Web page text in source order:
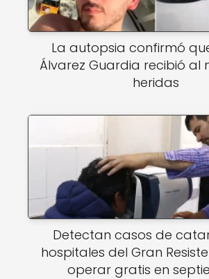
La autopsia confirmó
Álvarez Guardia recibió al
heridas
Detectan casos de
hospitales del Gran
operar gratis en